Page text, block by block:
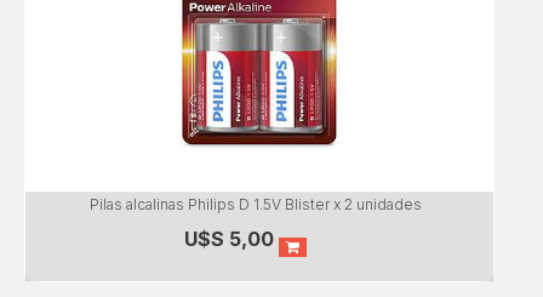
Pilas alcalinas Philips D 1.5V Blister x 2 unidades
U$S 5,00